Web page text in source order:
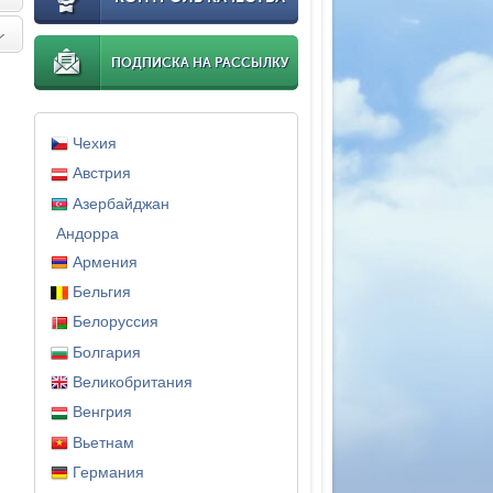
ПОДПИСКА НА РАССЫЛКУ
Чехия
Австрия
Азербайджан
Андорра
Армения
Бельгия
Белоруссия
Болгария
Великобритания
Венгрия
Вьетнам
Германия